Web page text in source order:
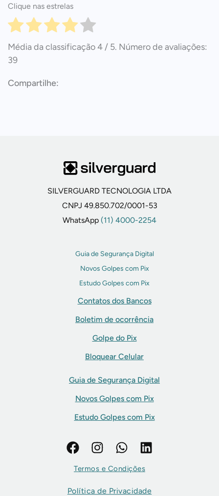
Clique nas estrelas
Média da classificação4 / 5. Número de avaliações:
39
SILVERGUARD TECNOLOGIA LTDA
CNPJ 49.850.702/0001-53
WhatsApp (11) 4000-2254
Guia de Segurança Digital
Novos Golpes com Pix
Estudo Golpes com Pix
Contatos dos Bancos
Boletim de ocorrência
Golpe do Pix
Bloquear Celular
Guia de Segurança Digital
Novos Golpes com Pix
Estudo Golpes com Pix
Termos e Condições
Política de Privacidade